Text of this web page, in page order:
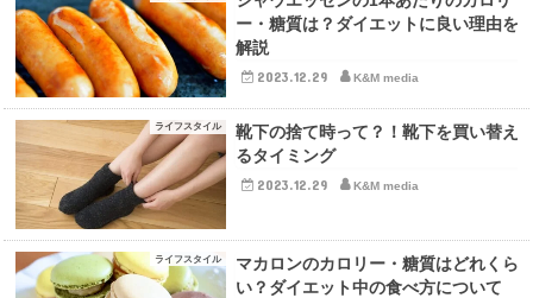
ー・糖質は？ダイエットに良い理由を
解説
2023.12.29 K&M media
ライフスタイル
靴下の捨て時って？！靴下を買い替え
るタイミング
2023.12.29 K&M media
ライフスタイル
マカロンのカロリー・糖質はどれくら
い？ダイエット中の食べ方について